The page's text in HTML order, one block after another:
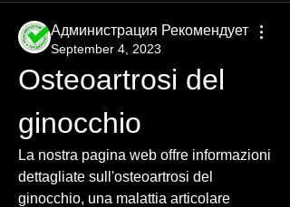
Администрация Рекомендует
September 4, 2023
Osteoartrosi del
ginocchio
La nostra pagina web offre informazioni
dettagliate sull'osteoartrosi del
ginocchio, una malattia articolare